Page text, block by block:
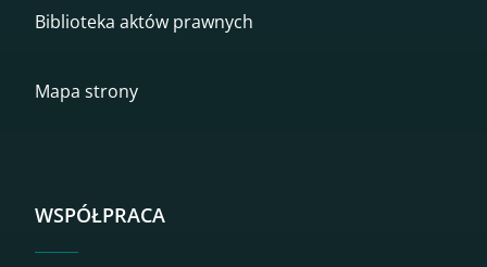
Biblioteka aktów prawnych
Mapa strony
WSPÓŁPRACA